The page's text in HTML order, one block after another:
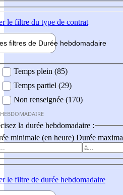
le filtre du type de contrat
filtres de Durée hebdomadaire
Temps plein (85)
Temps partiel (29)
Non renseignée (170)
la durée hebdomadaire :
minimale (en heure) Durée
le filtre de durée hebdomadaire